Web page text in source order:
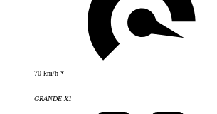
70 km/h *
GRANDE X1